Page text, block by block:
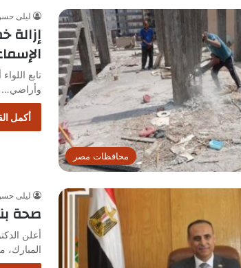
محافظات مصر
ليلى
إزالة
تابع
وأراضي…
أكمل
ليلى
صحة بني سويف تسجل
أعلن